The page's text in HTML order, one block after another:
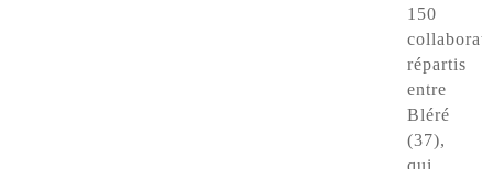
150
répartis
entre
Bléré
(37),